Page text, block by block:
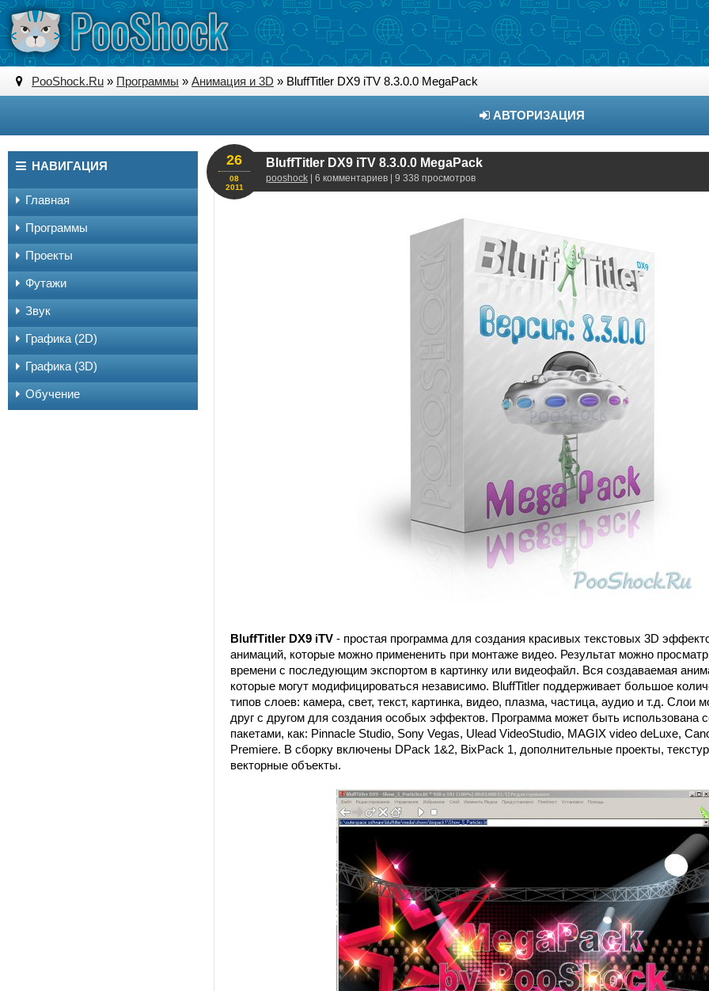
PooShock.Ru » Программы » Анимация и 3D » BluffTitler DX9 iTV 8.3.0.0 MegaPack
АВТОРИЗАЦИЯ
BluffTitler DX9 iTV 8.3.0.0 MegaPack
pooshock | 6 комментариев | 9 338 просмотров
26
08
2011
BluffTitler DX9 iTV - простая программа для создания красивых текстовых 3D
анимаций, которые можно примененить при монтаже видео. Результат можно
времени с последующим экспортом в картинку или видеофайл. Вся создаваемая
которые могут модифицироваться независимо. BluffTitler поддерживает большое
типов слоев: камера, свет, текст, картинка, видео, плазма, частица, аудио и т.д. Слои
друг с другом для создания особых эффектов. Программа может быть использована
пакетами, как: Pinnacle Studio, Sony Vegas, Ulead VideoStudio, MAGIX video deLuxe,
Premiere. В сборку включены DPack 1&2, BixPack 1, дополнительные проекты,
векторные объекты.
НАВИГАЦИЯ
Главная
Программы
Проекты
Футажи
Звук
Графика (2D)
Графика (3D)
Обучение